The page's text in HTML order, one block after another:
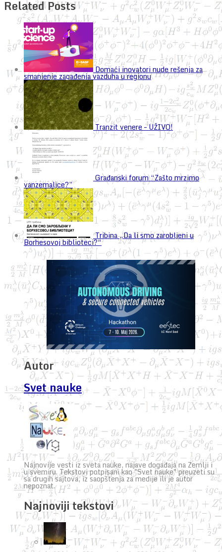
Related Posts
Domaći inovatori nude rešenja za
smanjenje zagađenja vazduha u regionu
Tranzit venere – UŽIVO!
Građanski forum “Zašto mrzimo
vanzemaljce?”
Tribina „Da li smo zarobljeni u
Borhesovoj biblioteci?“
Autor
Svet nauke
Najnovije vesti iz sveta nauke, najave događaja na Zemlji i
u svemiru. Tekstovi potpisani kao "Svet nauke" preuzeti su
sa drugih sajtova, iz saopštenja za medije ili je autor
nepoznat.
Najnoviji tekstovi